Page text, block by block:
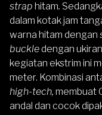
strap hitam.
dalam kotak jam
warna hitam dengan
buckledengan
kegiatan ekstrim ini
meter. Kombinasi
high-tech, membuat
andal dan cocok